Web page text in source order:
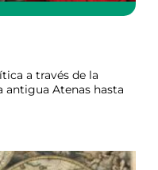
a través de la
antigua Atenas hasta